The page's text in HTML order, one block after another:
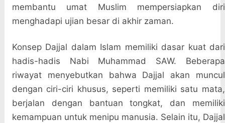
membantu umat Muslim mempersiapkan diri
menghadapi ujian besar di akhir zaman.
Konsep Dajjal dalam Islam memiliki dasar kuat dari
hadis-hadis Nabi Muhammad SAW. Beberapa
riwayat menyebutkan bahwa Dajjal akan muncul
dengan ciri-ciri khusus, seperti memiliki satu mata,
berjalan dengan bantuan tongkat, dan memiliki
kemampuan untuk menipu manusia. Selain itu, Dajjal